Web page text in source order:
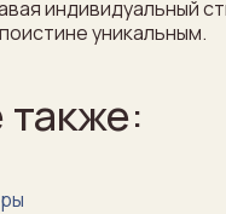
индивидуальный
уникальным.